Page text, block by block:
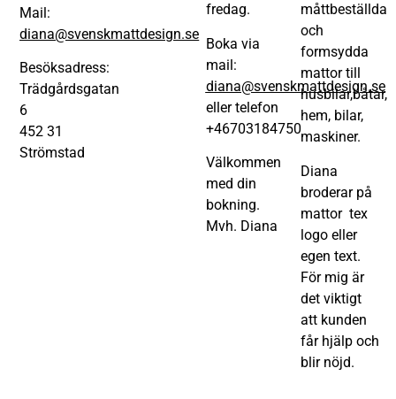
Mail:
diana@svenskmattdesign.se
Besöksadress:
Trädgårdsgatan
6
452 31
Strömstad
fredag.
Boka via
mail:
diana@svenskmattdesign.se
eller telefon
+46703184750
Välkommen
med din
bokning.
Mvh. Diana
måttbeställda
och
formsydda
mattor till
husbilar,båtar,
hem, bilar,
maskiner.
Diana
broderar på
mattor tex
logo eller
egen text.
För mig är
det viktigt
att kunden
får hjälp och
blir nöjd.